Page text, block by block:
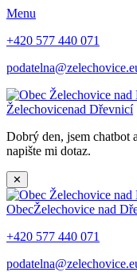
Menu
+420 577 440 071
Želechovicenad Dřevnicí
Dobrý den, jsem chatbot
napište mi dotaz.
✕
ObecŽelechovice nad
+420 577 440 071